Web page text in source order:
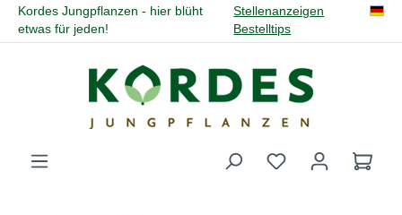
springen
Kordes Jungpflanzen - hier blüht
etwas für jeden!
Stellenanzeigen
Bestelltips
Du hast 0